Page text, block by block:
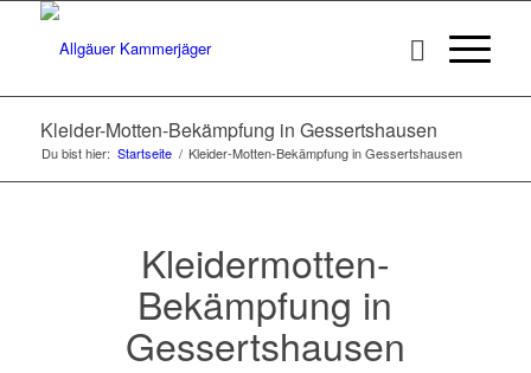
Kleider-Motten-Bekämpfung in Gessertshausen
Du bist hier: Startseite / Kleider-Motten-Bekämpfung in Gessertshausen
Kleidermotten-
Bekämpfung in
Gessertshausen